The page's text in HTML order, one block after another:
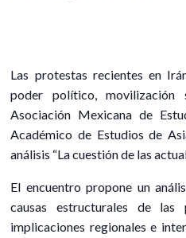
Las protestas recientes en
poder político,
Asociación Mexicana de
Académico de Estudios de
análisis “La cuestión de las
El encuentro propone un
causas estructurales de las
implicaciones regionales e